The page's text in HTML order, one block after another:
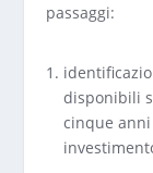
passaggi:
disponibili
cinque